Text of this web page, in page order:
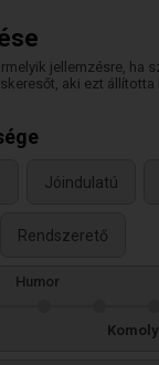
jellemzésre, ha
aki ezt állította
Jóindulatú
Rendszerető
Humor
Komoly